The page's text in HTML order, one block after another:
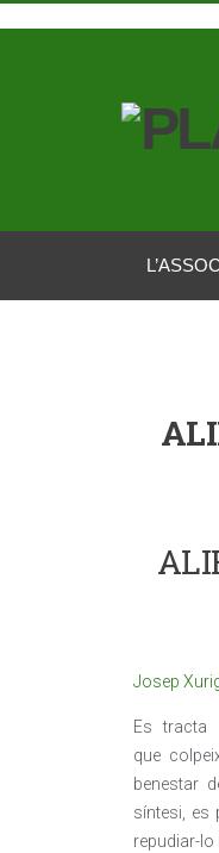
Josep
Es tracta
que
benestar
síntesi, es
repudiar-lo